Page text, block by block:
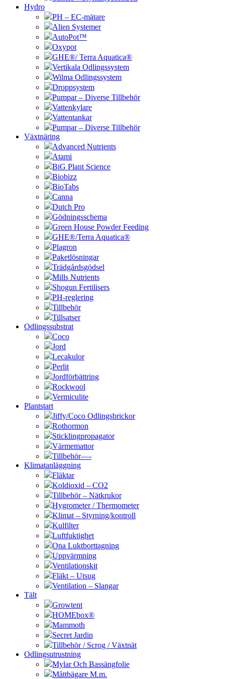
Hydro
PH – EC-mätare
Alien Systemer
AutoPot™
Oxypot
GHE®/ Terra Aquatica®
Vertikala Odlingssystem
Wilma Odlingssystem
Droppsystem
Pumpar – Diverse Tillbehör
Vattenkylare
Vattentankar
Pumpar – Diverse Tillbehör
Växtnäring
Advanced Nutrients
Atami
BiG Plant Science
Biobizz
BioTabs
Canna
Dutch Pro
Gödningsschema
Green House Powder Feeding
GHE®/Terra Aquatica®
Plagron
Paketlösningar
Trädgårdsgödsel
Mills Nutrients
Shogun Fertilisers
PH-reglering
Tillbehör
Tillsatser
Odlingssubstrat
Coco
Jord
Lecakulor
Perlit
Jordförbättring
Rockwool
Vermiculite
Plantstart
Jiffy/Coco Odlingsbrickor
Rothormon
Sticklingpropagator
Värmemattor
Tillbehör—-
Klimatanläggning
Fläktar
Koldioxid – CO2
Tillbehör – Nätkrukor
Hygrometer / Thermometer
Klimat – Styrning/kontroll
Kulfilter
Luftfuktighet
Ona Luktborttagning
Uppvärmning
Ventilationskit
Fläkt – Utsug
Ventilation – Slangar
Tält
Growtent
HOMEbox®
Mammoth
Secret Jardin
Tillbehör / Scrog / Växtnät
Odlingsutrustning
Mylar Och Bassängfolie
Måttbägare M.m.